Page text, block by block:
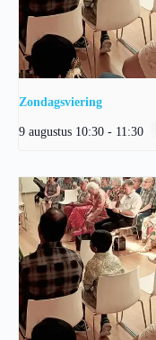
Zondagsviering
9 augustus 10:30 - 11:30